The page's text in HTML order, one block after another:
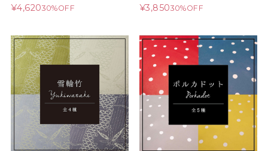
¥4,62030%OFF ¥3,85030%OFF